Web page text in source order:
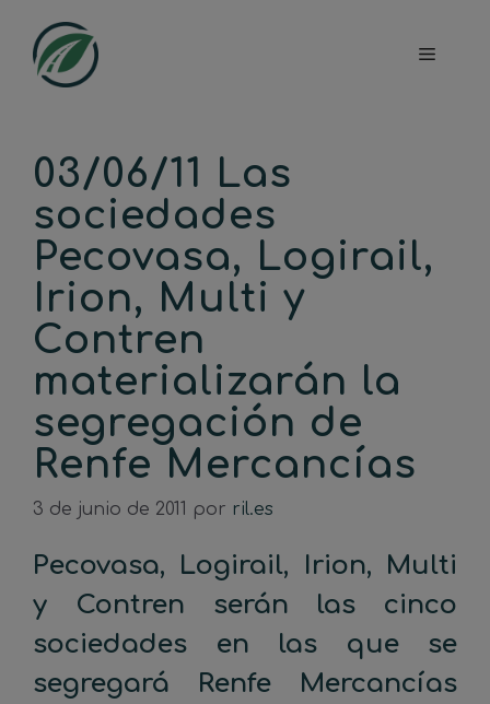
contenido
Menú
03/06/11 Las
sociedades
Pecovasa, Logirail,
Irion, Multi y
Contren
materializarán la
segregación de
Renfe Mercancías
3 de junio de 2011 por ril.es
Pecovasa, Logirail, Irion, Multi
y Contren serán las cinco
sociedades en las que se
segregará Renfe Mercancías